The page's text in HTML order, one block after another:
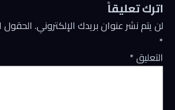
اترك تعليقاً
لن يتم نشر عنوان بريدك الإلكتروني. الحقول
*
التعليق*